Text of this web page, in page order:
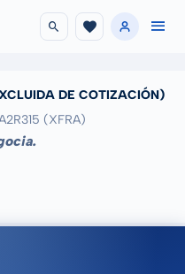
DE COTIZACIÓN)
(XFRA)